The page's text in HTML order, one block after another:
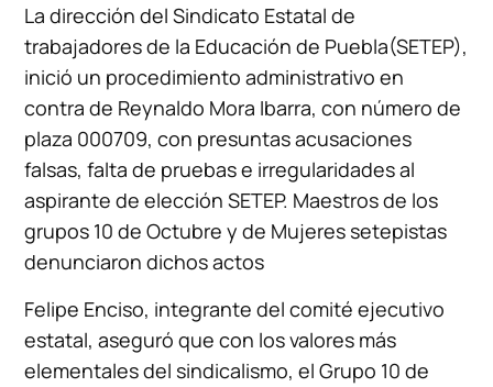
La dirección del Sindicato Estatal de
trabajadores de la Educación de Puebla(SETEP),
inició un procedimiento administrativo en
contra de Reynaldo Mora Ibarra, con número de
plaza 000709, con presuntas acusaciones
falsas, falta de pruebas e irregularidades al
aspirante de elección SETEP. Maestros de los
grupos 10 de Octubre y de Mujeres setepistas
denunciaron dichos actos
Felipe Enciso, integrante del comité ejecutivo
estatal, aseguró que con los valores más
elementales del sindicalismo, el Grupo 10 de